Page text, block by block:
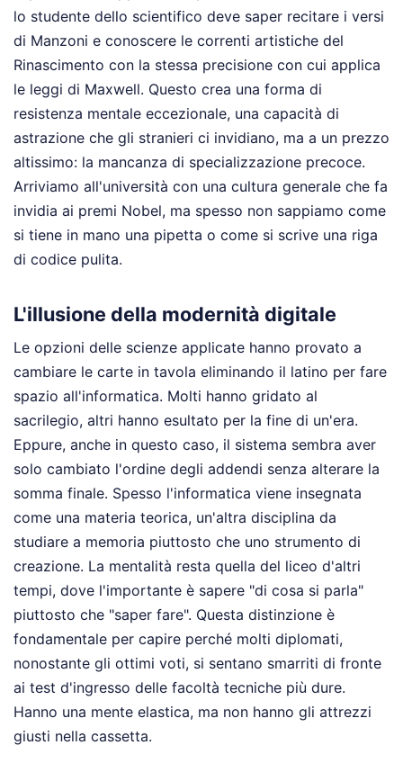
lo studente dello scientifico deve saper recitare i versi
di Manzoni e conoscere le correnti artistiche del
Rinascimento con la stessa precisione con cui applica
le leggi di Maxwell. Questo crea una forma di
resistenza mentale eccezionale, una capacità di
astrazione che gli stranieri ci invidiano, ma a un prezzo
altissimo: la mancanza di specializzazione precoce.
Arriviamo all'università con una cultura generale che fa
invidia ai premi Nobel, ma spesso non sappiamo come
si tiene in mano una pipetta o come si scrive una riga
di codice pulita.
L'illusione della modernità digitale
Le opzioni delle scienze applicate hanno provato a
cambiare le carte in tavola eliminando il latino per fare
spazio all'informatica. Molti hanno gridato al
sacrilegio, altri hanno esultato per la fine di un'era.
Eppure, anche in questo caso, il sistema sembra aver
solo cambiato l'ordine degli addendi senza alterare la
somma finale. Spesso l'informatica viene insegnata
come una materia teorica, un'altra disciplina da
studiare a memoria piuttosto che uno strumento di
creazione. La mentalità resta quella del liceo d'altri
tempi, dove l'importante è sapere "di cosa si parla"
piuttosto che "saper fare". Questa distinzione è
fondamentale per capire perché molti diplomati,
nonostante gli ottimi voti, si sentano smarriti di fronte
ai test d'ingresso delle facoltà tecniche più dure.
Hanno una mente elastica, ma non hanno gli attrezzi
giusti nella cassetta.